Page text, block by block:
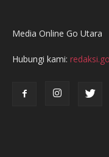
Media Online Go Utara
Hubungi kami: